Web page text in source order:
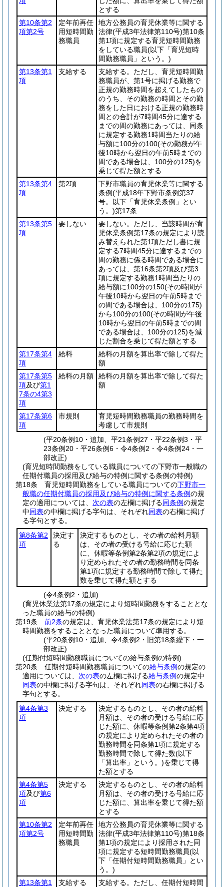
とする
第10条第2
項第2号
定年前再任
用短時間勤
務職員
地方公務員の育児休業等に関する
法律(平成3年法律第110号)第10条
第1項に規定する育児短時間勤務
をしている職員(以下「育児短時
間勤務職員」という。)
第13条第1
項
支給する
支給する。ただし、育児短時間勤
務職員が、第1号に掲げる勤務で
正規の勤務時間を超えてしたもの
のうち、その勤務の時間とその勤
務をした日における正規の勤務時
間との合計が7時間45分に達する
までの間の勤務にあっては、同条
に規定する勤務1時間当たりの給
与額に100分の100(その勤務が午
後10時から翌日の午前5時までの
間である場合は、100分の125)を
乗じて得た額とする
第13条第4
項
第2項
下野市職員の育児休業等に関する
条例(平成18年下野市条例第37
号。以下「育児休業条例」とい
う。)第17条
第13条第5
項
要しない
要しない。ただし、当該時間が育
児休業条例第17条の規定により読
み替えられた第1項ただし書に規
定する7時間45分に達するまでの
間の勤務に係る時間である場合に
あっては、第16条第2項及び第3
項に規定する勤務1時間当たりの
給与額に100分の150(その時間が
午後10時から翌日の午前5時まで
の間である場合は、100分の175)
から100分の100(その時間が午後
10時から翌日の午前5時までの間
である場合は、100分の125)を減
じた割合を乗じて得た額とする
第17条第4
項
給料
給料の月額を算出率で除して得た
額
第17条第5
項及び第1
7条の4第3
項
給料の月額
給料の月額を算出率で除して得た
額
第17条第6
項
市規則
育児短時間勤務職員の勤務時間を
考慮して市規則
(平20条例10・追加、平21条例27・平22条例3・平
23条例20・平26条例6・令4条例2・令4条例24・一
部改正)
(育児短時間勤務をしている職員についての下野市一般職の
任期付職員の採用及び給与の特例に関する条例の特例)
第18条
育児短時間勤務をしている職員についての下野市一
般職の任期付職員の採用及び給与の特例に関する条例の規
定の適用については、 次の表の左欄に掲げる同条例の規定
中同表の中欄に掲げる字句は、それぞれ同表の右欄に掲げ
る字句とする。
第8条第2
項
決定す
る
決定するものとし、その者の給料月額
は、その者の受ける号給に応じた額
に、休暇等条例第2条第2項の規定によ
り定められたその者の勤務時間を同条
第1項に規定する勤務時間で除して得た
数を乗じて得た額とする
(令4条例2・追加)
(育児休業法第17条の規定により短時間勤務をすることとな
った職員の給与の特例)
第19条
前2条の規定は、育児休業法第17条の規定により短
時間勤務をすることとなった職員について準用する。
(平20条例10・追加、令4条例2・旧第18条繰下・一
部改正)
(任期付短時間勤務職員についての給与条例の特例)
第20条
任期付短時間勤務職員についての給与条例の規定の
適用については、 次の表の左欄に掲げる給与条例の規定中
同表の中欄に掲げる字句は、それぞれ同表の右欄に掲げる
字句とする。
第4条第3
項
決定する
決定するものとし、その者の給料
月額は、その者の受ける号給に応
じた額に、休暇等条例第2条第4項
の規定により定められたその者の
勤務時間を同条第1項に規定する
勤務時間で除して得た数(以下
「算出率」という。)を乗じて得
た額とする
第4条第5
項及び第6
項
決定する
決定するものとし、その者の給料
月額は、その者の受ける号給に応
じた額に、算出率を乗じて得た額
とする
第10条第2
項第2号
定年前再任
用短時間勤
務職員
地方公務員の育児休業等に関する
法律(平成3年法律第110号)第18条
第1項の規定により採用された同
項に規定する短時間勤務職員(以
下「任期付短時間勤務職員」とい
う。)
第13条第1
支給する
支給する。ただし、任期付短時間